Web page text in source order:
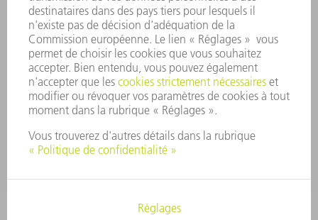
COMMUNIQUÉS DE PRESSE
MAGAZINE
DURABILITÉ
ENVIRONNEMENT ET CLIMAT
SOCIAL ET SOCIÉTÉ
GESTION D'ENTREPRISE
PROTECTION DES DONNÉES PERSONNELLES